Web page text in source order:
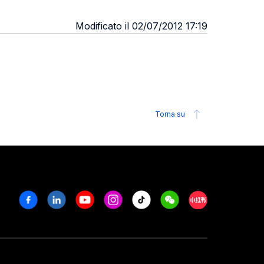
Modificato il 02/07/2012 17:19
Torna su
FacebookLinkedinYoutubeInstagram
Tiktok WeechatXiaohongshu/